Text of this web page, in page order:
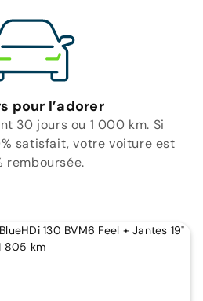
pour l’adorer
30 jours ou 1 000 km. Si
satisfait, votre voiture est
remboursée.